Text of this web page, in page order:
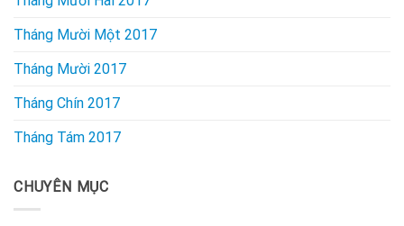
Tháng Mười Một 2017
Tháng Mười 2017
Tháng Chín 2017
Tháng Tám 2017
CHUYÊN MỤC